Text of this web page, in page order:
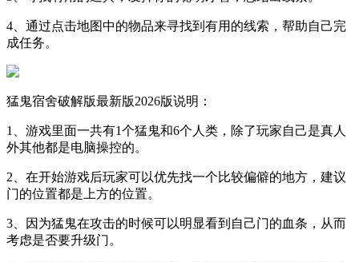
4、通过点击地图中的物品来寻找到有用的线索，帮助自己完
成任务。
猛鬼宿舍破解版最新版2026版说明：
1、游戏里面一共有1个猛鬼和6个人类，除了玩家自己是真人
外其他都是电脑操控的。
2、在开始游戏后玩家可以优先找一个比较偏僻的地方，建议
门的位置都是上方的位置。
3、因为猛鬼在攻击的时候可以明显看到自己门的血条，从而
考虑是否要升级门。